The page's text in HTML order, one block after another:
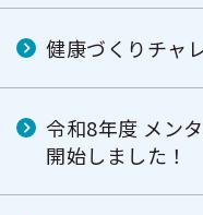
健康づくりチャ
令和8年度 メン
開始しました！